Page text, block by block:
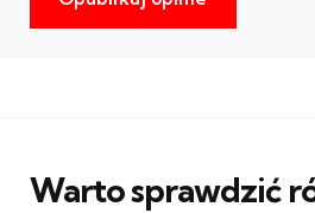
Warto sprawdzić